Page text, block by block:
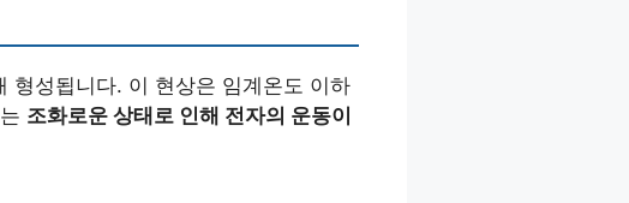
형성됩니다. 이 현상은 임계온도 이하
조화로운 상태로 인해 전자의 운동이